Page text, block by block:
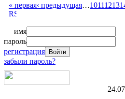
« первая‹ предыдущая…10111213
имя
пароль
регистрация
забыли пароль?